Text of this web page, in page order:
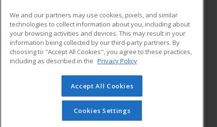
ed2go partners with this academic institution to provide
best-in-class non-credit online continuing education courses
that empower today’s workforce with relevant and
transferable skills needed for career growth in high-demand
© 2026 ed2go, a division of Cengage Learning. All rights
reserved. The material on this site cannot be reproduced or
redistributed unless you have obtained prior written
permission from Cengage Learning.Privacy Policy
We and our partners may use cookies, pixels, and similar
technologies to collect information about you, including about
your browsing activities and devices. This may result in your
information being collected by our third-party partners. By
choosing to "Accept All Cookies", you agree to these practices,
including as described in the Privacy Policy
Accept All Cookies
Cookies Settings